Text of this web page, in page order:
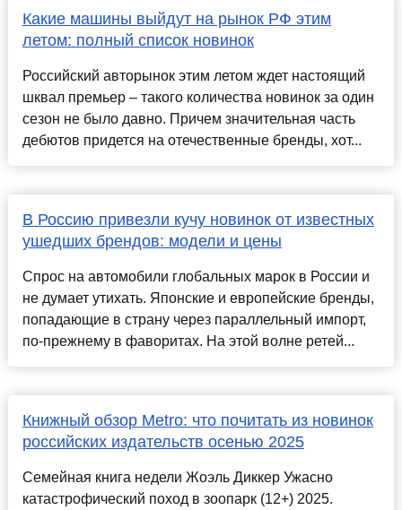
Какие машины выйдут на рынок РФ этим
летом: полный список новинок
Российский авторынок этим летом ждет настоящий
шквал премьер – такого количества новинок за один
сезон не было давно. Причем значительная часть
дебютов придется на отечественные бренды, хот...
В Россию привезли кучу новинок от известных
ушедших брендов: модели и цены
Спрос на автомобили глобальных марок в России и
не думает утихать. Японские и европейские бренды,
попадающие в страну через параллельный импорт,
по-прежнему в фаворитах. На этой волне ретей...
Книжный обзор Metro: что почитать из новинок
российских издательств осенью 2025
Семейная книга недели Жоэль Диккер Ужасно
катастрофический поход в зоопарк (12+) 2025.